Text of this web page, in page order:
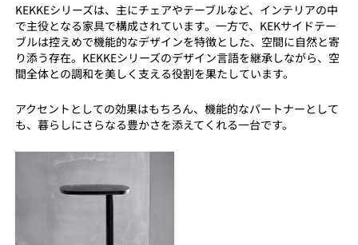
KEKKEシリーズは、主にチェアやテーブルなど、インテリアの中
で主役となる家具で構成されています。一方で、KEKサイドテー
ブルは控えめで機能的なデザインを特徴とした、空間に自然と寄
り添う存在。KEKKEシリーズのデザイン言語を継承しながら、空
間全体との調和を美しく支える役割を果たしています。
アクセントとしての効果はもちろん、機能的なパートナーとして
も、暮らしにさらなる豊かさを添えてくれる一台です。